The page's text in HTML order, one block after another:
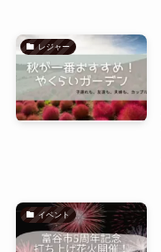
レジャー
イベント